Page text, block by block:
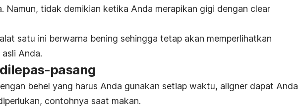
Namun, tidak demikian ketika Anda merapikan gigi dengan clear
satu ini berwarna bening sehingga tetap akan memperlihatkan
Anda.
pasang
behel yang harus Anda gunakan setiap waktu, aligner dapat Anda
contohnya saat makan.